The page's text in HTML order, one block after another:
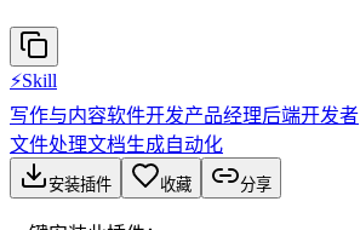
⚡Skill
写作与内容软件开发产品经理后端开发者
文件处理文档生成自动化
安装插件 收藏 分享